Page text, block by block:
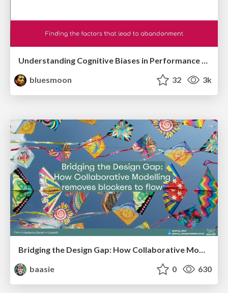
Understanding Cognitive Biases in Performance Measurement
bluesmoon
32 3k
Bridging the Design Gap: How Collaborative Modelling removes blockers to flow between stakeholders and teams @FastFlow conf
baasie
0 630